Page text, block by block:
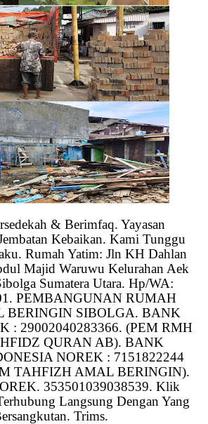
& Berimfaq. Yayasan
Kebaikan. Kami Tunggu
Rumah Yatim: Jln KH Dahlan
Majid Waruwu Kelurahan Aek
Sumatera Utara. Hp/WA:
PEMBANGUNAN RUMAH
BERINGIN SIBOLGA. BANK
: 29002040283366. (PEM RMH
QURAN AB). BANK
NOREK : 7151822244
TAHFIZH AMAL BERINGIN).
353501039038539. Klik
Langsung Dengan Yang
Trims.